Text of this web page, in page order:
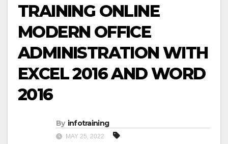
TRAINING ONLINE
MODERN OFFICE
ADMINISTRATION WITH
EXCEL 2016 AND WORD
2016
By infotraining
MAY 25, 2022